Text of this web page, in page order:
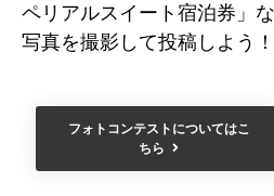
ペリアルスイート宿泊券」
写真を撮影して投稿しよう！
フォトコンテストについてはこ
ちら